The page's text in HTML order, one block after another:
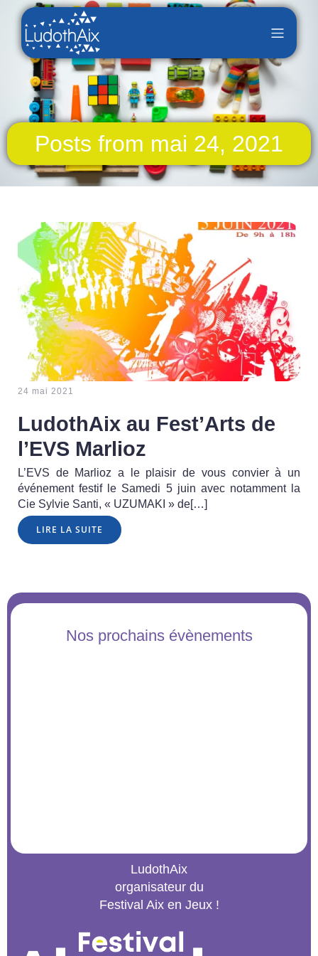
Posts from mai 24, 2021
24 mai 2021
LudothAix au Fest’Arts de
l’EVS Marlioz
L’EVS de Marlioz a le plaisir de vous convier à un
événement festif le Samedi 5 juin avec notamment la
Cie Sylvie Santi, « UZUMAKI » de[…]
LIRE LA SUITE
Nos prochains évènements
LudothAix
organisateur du
Festival Aix en Jeux !